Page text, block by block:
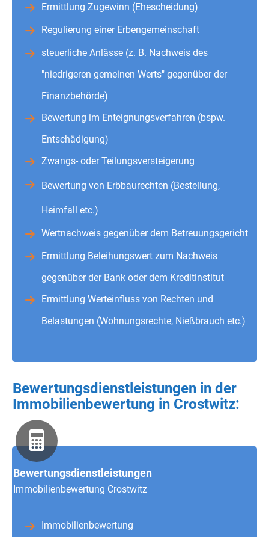
Ermittlung Zugewinn (Ehescheidung)
Regulierung einer Erbengemeinschaft
steuerliche Anlässe (z. B. Nachweis des
"niedrigeren gemeinen Werts" gegenüber der
Finanzbehörde)
Bewertung im Enteignungsverfahren (bspw.
Entschädigung)
Zwangs- oder Teilungsversteigerung
Bewertung von Erbbaurechten (Bestellung,
Heimfall etc.)
Wertnachweis gegenüber dem Betreuungsgericht
Ermittlung Beleihungswert zum Nachweis
gegenüber der Bank oder dem Kreditinstitut
Ermittlung Werteinfluss von Rechten und
Belastungen (Wohnungsrechte, Nießbrauch etc.)
Bewertungsdienstleistungen in der
Immobilienbewertung in Crostwitz:
Bewertungsdienstleistungen
Immobilienbewertung Crostwitz
Immobilienbewertung